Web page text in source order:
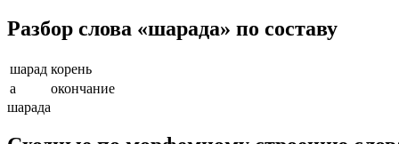
Разбор слова «шарада» по составу
шарад корень
а
окончание
шарада